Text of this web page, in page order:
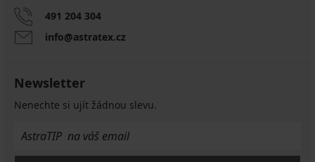
491 204 304
info@astratex.cz
Newsletter
Nenechte si ujít žádnou slevu.